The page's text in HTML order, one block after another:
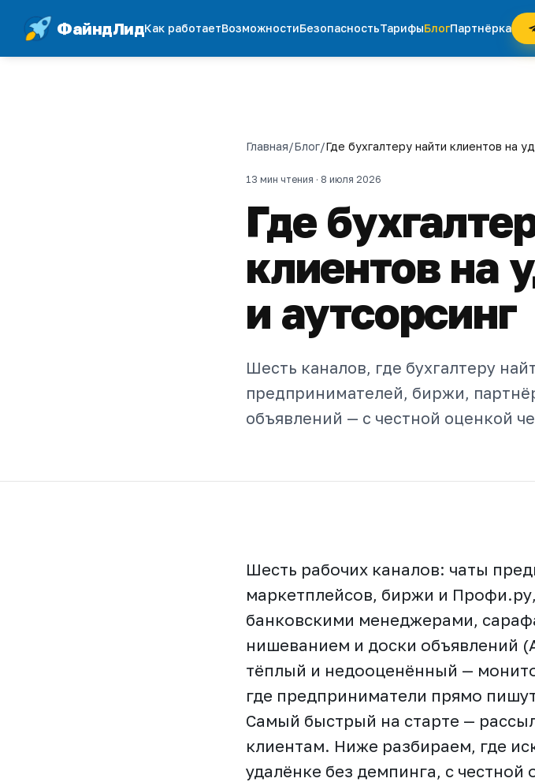
ФайндЛидКак работаетВозможностиБезопасностьТарифыБлогПартнёрка
Главная/Блог/Где бухгалтеру найти клиентов на
13 мин чтения · 8 июля 2026
Где
клиентов на
и аутсорсинг
Шесть каналов, где бухгалтеру
предпринимателей, биржи,
объявлений — с честной оценкой
Шесть рабочих каналов: чаты
маркетплейсов, биржи и
банковскими менеджерами,
нишеванием и доски объявлений
тёплый и недооценённый —
где предприниматели прямо
Самый быстрый на старте —
клиентам. Ниже разбираем, где
удалёнке без демпинга, с